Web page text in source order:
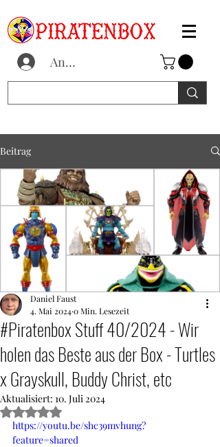
Anmelden
Beitrag
#Piratenbox Stuff 40/2024 - Wir
holen das Beste aus der Box - Turtles
x Grayskull, Buddy Christ, etc
Daniel Faust
4. Mai 20240 Min. Lesezeit
Aktualisiert: 10. Juli 2024
Mit NaN von 5 Sternen bewertet.
https://youtu.be/shc39mvhung?
feature=shared